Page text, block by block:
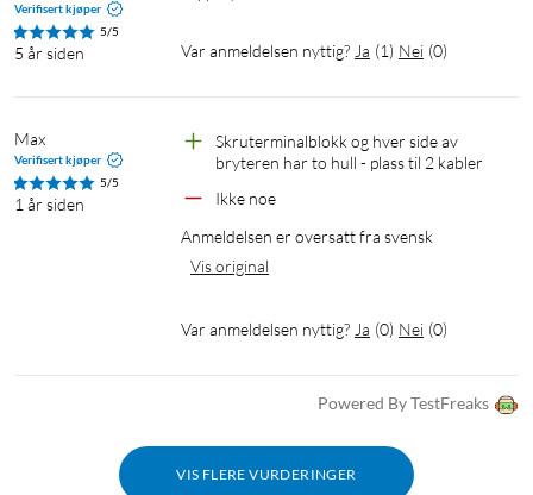
Verifisert kjøper
5/5
5 år siden Var anmeldelsen nyttig? Ja (1) Nei (0)
Max
Verifisert kjøper
5/5
1 år siden
Skruterminalblokk og hver side av
bryteren har to hull - plass til 2 kabler
Ikke noe
Anmeldelsen er oversatt fra svensk
Vis original
Var anmeldelsen nyttig? Ja (0) Nei (0)
Powered By TestFreaks
VIS FLERE VURDERINGER